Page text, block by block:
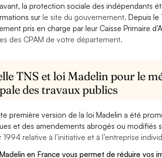
la protection sociale des indépendants
surle site du gouvernement. Depuis
pris en charge par leur Caisse Primaire
des CPAM de votre département.
TNS et loi Madelin pour le
des travaux publics
première version de la loi Madelin a été
et des amendements abrogés ou modifiés
1994 relative à l’initiative et à l’entreprise
en France vous permet de réduire